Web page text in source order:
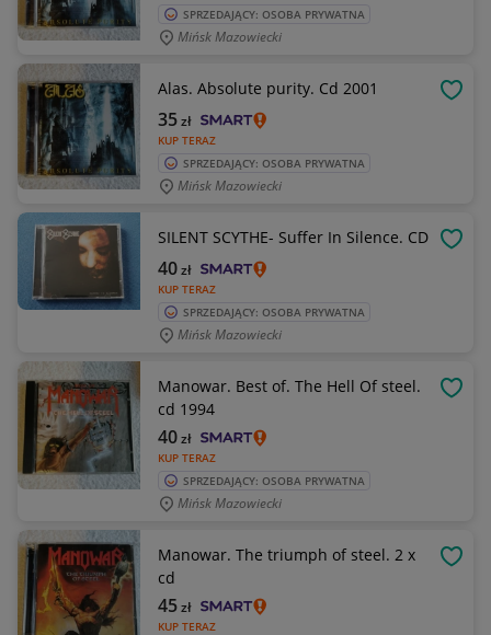
SPRZEDAJĄCY: OSOBA PRYWATNA
Mińsk Mazowiecki
Alas. Absolute purity. Cd 2001
KUP TERAZ
35zł
SPRZEDAJĄCY: OSOBA PRYWATNA
Mińsk Mazowiecki
SILENT SCYTHE- Suffer In Silence. CD
KUP TERAZ
40zł
SPRZEDAJĄCY: OSOBA PRYWATNA
Mińsk Mazowiecki
Manowar. Best of. The Hell Of steel.
cd 1994
KUP TERAZ
40zł
SPRZEDAJĄCY: OSOBA PRYWATNA
Mińsk Mazowiecki
Manowar. The triumph of steel. 2 x
cd
KUP TERAZ
45zł